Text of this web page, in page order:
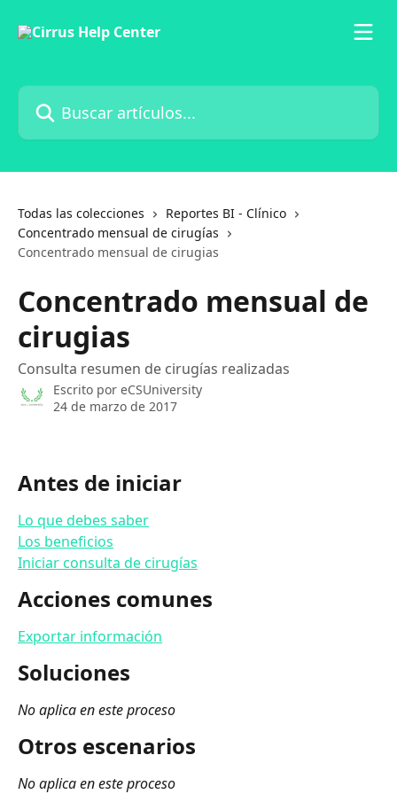
Buscar artículos...
Todas las colecciones
Reportes BI - Clínico
Concentrado mensual de cirugías
Concentrado mensual de cirugias
Concentrado mensual de
cirugias
Consulta resumen de cirugías realizadas
Escrito por eCSUniversity
24 de marzo de 2017
Antes de iniciar
Lo que debes saber
Los beneficios
Iniciar consulta de cirugías
Acciones comunes
Exportar información
Soluciones
No aplica en este proceso
Otros escenarios
No aplica en este proceso